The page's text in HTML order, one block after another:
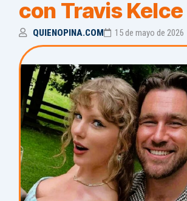
con Travis Kelce
QUIENOPINA.COM 15 de mayo de 2026